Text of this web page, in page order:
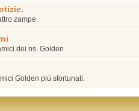
zampe.
dei ns. Golden
Golden più sfortunati.